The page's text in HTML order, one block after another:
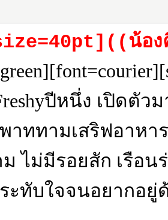
น้อ
ปีหนึ่ง เปิดตัว
าททามเสริฟอาหา
ไม่มีรอยสัก เรือน
ะทับใจจนอยากอยู่